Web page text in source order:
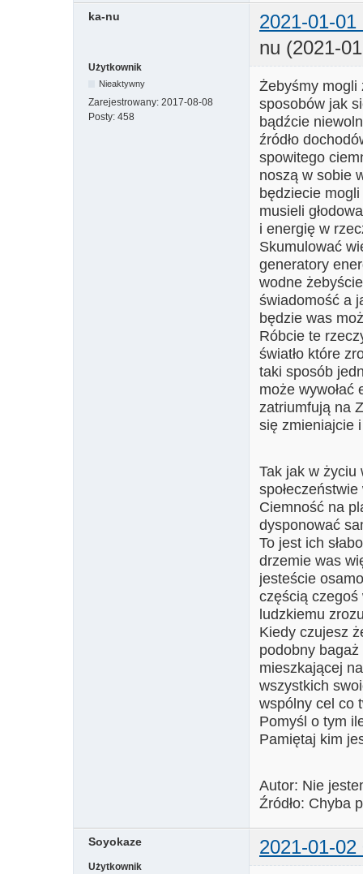
ka-nu
2021-01-01
nu (2021-
Użytkownik
Nieaktywny
Zarejestrowany: 2017-08-08
Posty: 458
Żebyśmy mogli
sposobów jak
bądźcie
źródło
spowitego
noszą w sobie
będziecie
musieli
i energię w
Skumulować
generatory
wodne
świadomość a
będzie was
Róbcie te
światło które
taki sposób
może wywołać
zatriumfują na
się zmieniajcie
Tak jak w życiu
Ciemność na
dysponować
To jest ich
drzemie was
jesteście
częścią
ludzkiemu
Kiedy czujesz
podobny
mieszkającej
wszystkich
wspólny cel co
Pomyśl o tym
Pamiętaj kim
Autor: Nie
Źródło: Chyba
Soyokaze 2021-01-02
Użytkownik